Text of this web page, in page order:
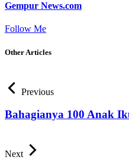
Gempur News.com
Follow Me
Other Articles
Previous
Bahagianya 100 Anak
Next